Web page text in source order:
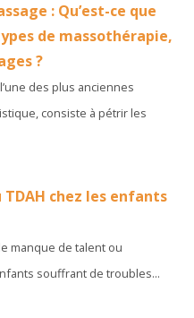
: Qu’est-ce que
de massothérapie,
?
des plus anciennes
consiste à pétrir les
chez les enfants
manque de talent ou
souffrant de troubles...